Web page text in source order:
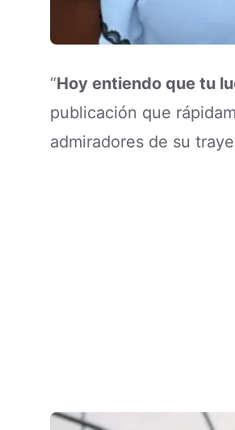
“Hoy entiendo que tu
publicación que
admiradores de su